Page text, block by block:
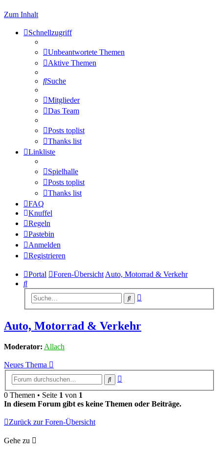
Zum Inhalt
Schnellzugriff
Unbeantwortete Themen
Aktive Themen
Suche
Mitglieder
Das Team
Posts toplist
Thanks list
Linkliste
Spielhalle
Posts toplist
Thanks list
FAQ
Knuffel
Regeln
Pastebin
Anmelden
Registrieren
Portal Foren-ÜbersichtAuto, Motorrad & Verkehr
Suche
Suche
Auto, Motorrad & Verkehr
Moderator: Allach
Neues Thema
Suche
0 Themen • Seite 1 von 1
In diesem Forum gibt es keine Themen oder Beiträge.
Zurück zur Foren-Übersicht
Gehe zu